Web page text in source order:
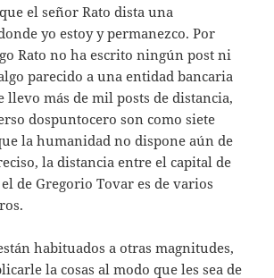
el señor Rato dista una
yo estoy y permanezco. Por
Rato no ha escrito ningún post ni
parecido a una entidad bancaria
llevo más de mil posts de distancia,
dospuntocero son como siete
la humanidad no dispone aún de
la distancia entre el capital de
de Gregorio Tovar es de varios
habituados a otras magnitudes,
la cosas al modo que les sea de